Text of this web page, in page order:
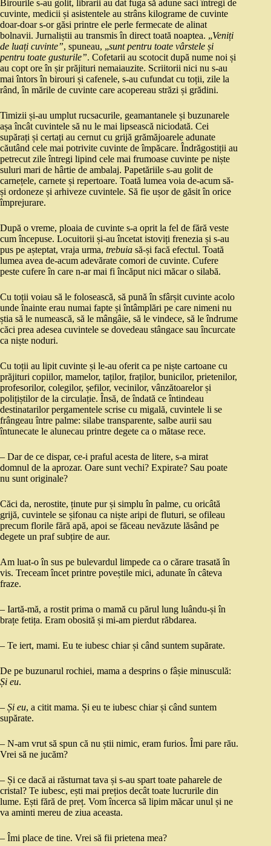
Birourile s-au golit, librarii au dat fuga să adune saci întregi de
cuvinte, medicii și asistentele au strâns kilograme de cuvinte
doar-doar s-or găsi printre ele perle fermecate de alinat
bolnavii. Jurnaliștii au transmis în direct toată noaptea. „Veniți
de luați cuvinte”, spuneau, „sunt pentru toate vârstele și
pentru toate gusturile”. Cofetarii au scotocit după nume noi și
au copt ore în șir prăjituri nemaiauzite. Scriitorii nici nu s-au
mai întors în birouri și cafenele, s-au cufundat cu toții, zile la
rând, în mările de cuvinte care acopereau străzi și grădini.
Timizii și-au umplut rucsacurile, geamantanele și buzunarele
așa încât cuvintele să nu le mai lipsească niciodată. Cei
supărați și certați au cernut cu grijă grămăjoarele adunate
căutând cele mai potrivite cuvinte de împăcare. Îndrăgostiții au
petrecut zile întregi lipind cele mai frumoase cuvinte pe niște
suluri mari de hârtie de ambalaj. Papetăriile s-au golit de
carnețele, carnete și repertoare. Toată lumea voia de-acum să-
și ordoneze și arhiveze cuvintele. Să fie ușor de găsit în orice
împrejurare.
După o vreme, ploaia de cuvinte s-a oprit la fel de fără veste
cum începuse. Locuitorii și-au încetat istoviți frenezia și s-au
pus pe așteptat, vraja urma, trebuia să-și facă efectul. Toată
lumea avea de-acum adevărate comori de cuvinte. Cufere
peste cufere în care n-ar mai fi încăput nici măcar o silabă.
Cu toții voiau să le folosească, să pună în sfârșit cuvinte acolo
unde înainte erau numai fapte și întâmplări pe care nimeni nu
știa să le numească, să le mângâie, să le vindece, să le îndrume
căci prea adesea cuvintele se dovedeau stângace sau încurcate
ca niște noduri.
Cu toții au lipit cuvinte și le-au oferit ca pe niște cartoane cu
prăjituri copiilor, mamelor, taților, fraților, bunicilor, prietenilor,
profesorilor, colegilor, șefilor, vecinilor, vânzătoarelor și
polițiștilor de la circulație. Însă, de îndată ce întindeau
destinatarilor pergamentele scrise cu migală, cuvintele li se
frângeau între palme: silabe transparente, salbe aurii sau
întunecate le alunecau printre degete ca o mătase rece.
– Dar de ce dispar, ce-i praful acesta de litere, s-a mirat
domnul de la aprozar. Oare sunt vechi? Expirate? Sau poate
nu sunt originale?
Căci da, nerostite, ținute pur și simplu în palme, cu oricâtă
grijă, cuvintele se șifonau ca niște aripi de fluturi, se ofileau
precum florile fără apă, apoi se făceau nevăzute lăsând pe
degete un praf subțire de aur.
Am luat-o în sus pe bulevardul limpede ca o cărare trasată în
vis. Treceam încet printre poveștile mici, adunate în câteva
fraze.
– Iartă-mă, a rostit prima o mamă cu părul lung luându-și în
brațe fetița. Eram obosită și mi-am pierdut răbdarea.
– Te iert, mami. Eu te iubesc chiar și când suntem supărate.
De pe buzunarul rochiei, mama a desprins o fâșie minusculă:
Și eu.
– Și eu, a citit mama. Și eu te iubesc chiar și când suntem
supărate.
– N-am vrut să spun că nu știi nimic, eram furios. Îmi pare rău.
Vrei să ne jucăm?
– Și ce dacă ai răsturnat tava și s-au spart toate paharele de
cristal? Te iubesc, ești mai prețios decât toate lucrurile din
lume. Ești fără de preț. Vom încerca să lipim măcar unul și ne
va aminti mereu de ziua aceasta.
– Îmi place de tine. Vrei să fii prietena mea?